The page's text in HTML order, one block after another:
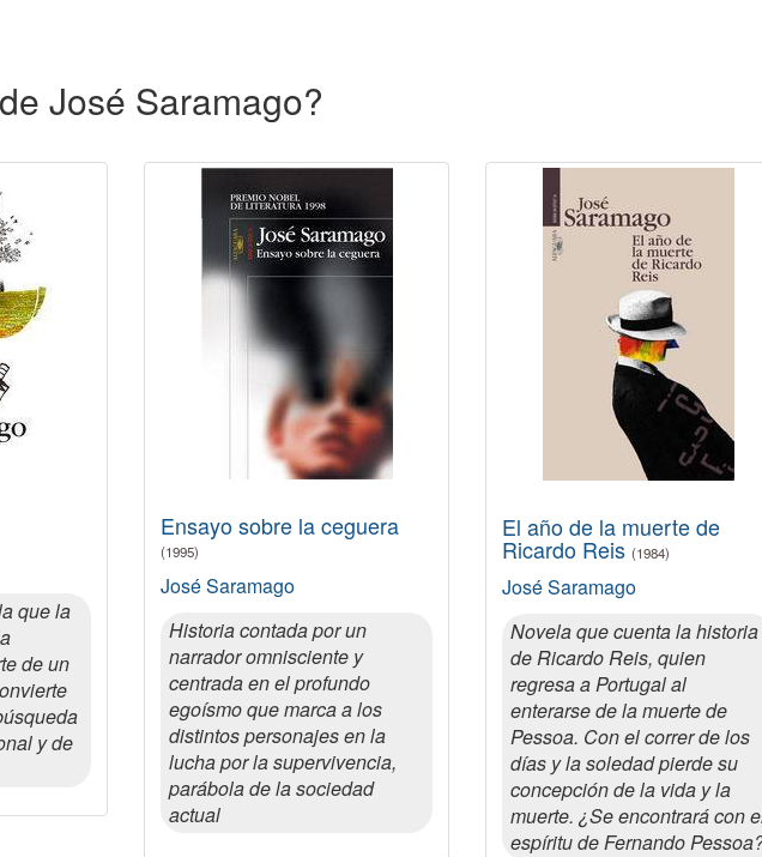
José Saramago?
que la
de un
y de
Ensayo sobre la ceguera
(1995)
José Saramago
Historia contada por un
narrador omnisciente y
centrada en el profundo
egoísmo que marca a los
distintos personajes en la
lucha por la supervivencia,
parábola de la sociedad
actual
El año de la muerte de
Ricardo Reis (1984)
José Saramago
Novela que cuenta la historia
de Ricardo Reis, quien
regresa a Portugal al
enterarse de la muerte de
Pessoa. Con el correr de los
días y la soledad pierde su
concepción de la vida y la
muerte. ¿Se encontrará con
espíritu de Fernando